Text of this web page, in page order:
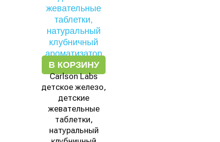
В КОРЗИНУ
Carlson Labs
детское железо,
детские
жевательные
таблетки,
натуральный